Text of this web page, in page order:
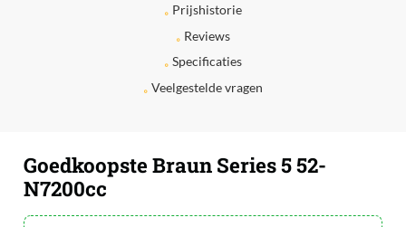
Prijshistorie
Reviews
Specificaties
Veelgestelde vragen
Goedkoopste Braun Series 5 52-
N7200cc